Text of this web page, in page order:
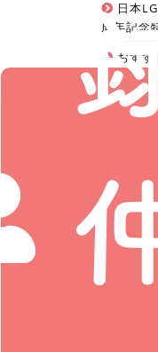
日本
周年記念
おすす
相談所紹